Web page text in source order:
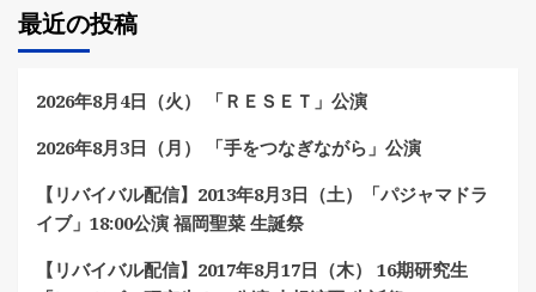
最近の投稿
2026年8月4日（火） 「ＲＥＳＥＴ」公演
2026年8月3日（月） 「手をつなぎながら」公演
【リバイバル配信】2013年8月3日（土）「パジャマドラ
イブ」18:00公演 福岡聖菜 生誕祭
【リバイバル配信】2017年8月17日（木） 16期研究生